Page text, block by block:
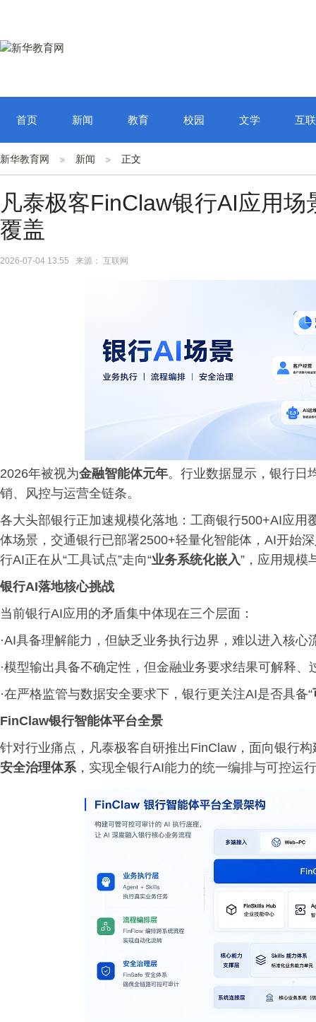
首页 新闻 教育 校园 文学 互
新华教育网 新闻 正文
凡泰极客FinClaw银行AI应用
覆盖
2026-07-04 13:55 来源： 互联网
2026年被视为金融智能体元年。行业数据显示，银行日
销、风控与运营全链条。
各大头部银行正加速规模化落地：工商银行500+AI应
体场景，交通银行已部署2500+轻量化智能体，AI开始
行AI正在从“工具试点”走向“业务系统化嵌入”，应用规模
银行AI落地核心挑战
当前银行AI应用的矛盾集中体现在三个层面：
·AI具备理解能力，但缺乏业务执行边界，难以进入核心
·模型输出具备不确定性，但金融业务要求结果可解释、
·在严格监管与数据安全要求下，银行更关注AI是否具备“
FinClaw银行智能体平台全景
针对行业痛点，凡泰极客自研推出FinClaw，面向银行
安全治理体系，实现全银行AI能力的统一编排与可控运